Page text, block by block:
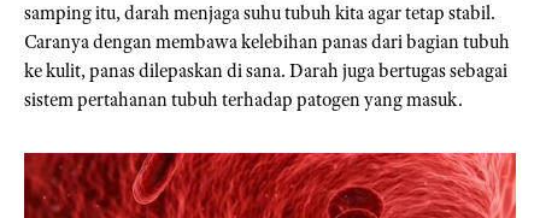
samping itu, darah menjaga suhu tubuh kita agar tetap stabil.
Caranya dengan membawa kelebihan panas dari bagian tubuh
ke kulit, panas dilepaskan di sana. Darah juga bertugas sebagai
sistem pertahanan tubuh terhadap patogen yang masuk.